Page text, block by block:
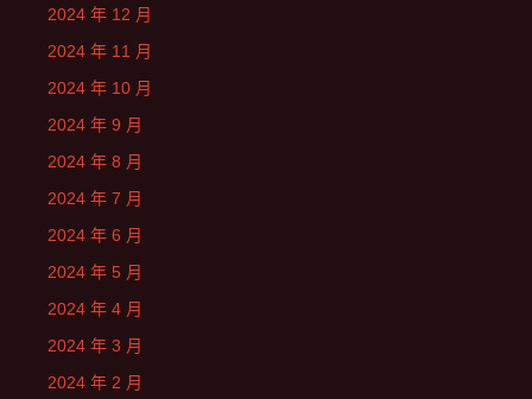
2024 年 12 月
2024 年 11 月
2024 年 10 月
2024 年 9 月
2024 年 8 月
2024 年 7 月
2024 年 6 月
2024 年 5 月
2024 年 4 月
2024 年 3 月
2024 年 2 月